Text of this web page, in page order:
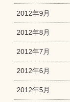
2012年9月
2012年8月
2012年7月
2012年6月
2012年5月